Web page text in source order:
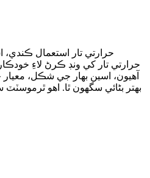
حرارتي تار کي ونڊ ڪرڻ لاءِ
آهيون، اسين بهار جي شڪل،
بهتر بڻائي سگهون ٿا. اهو